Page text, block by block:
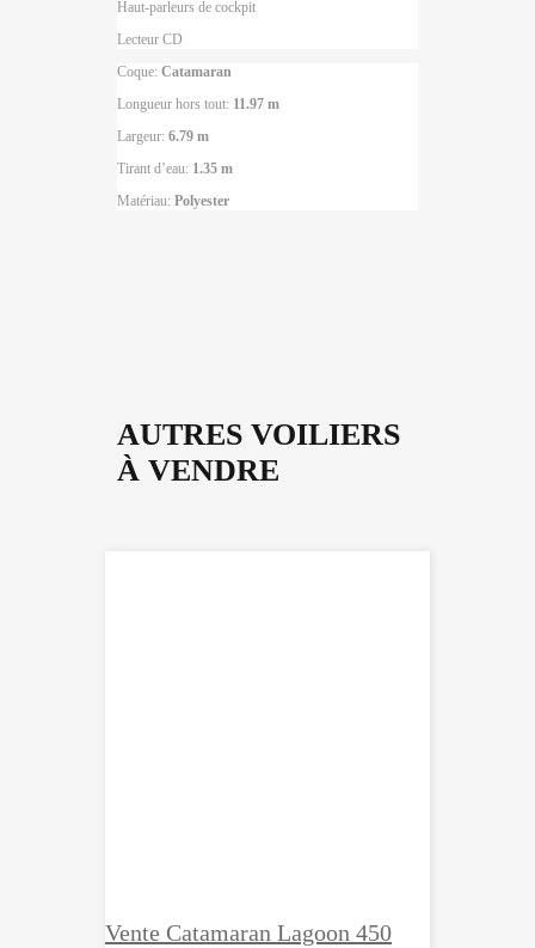
Haut-parleurs de cockpit
Lecteur CD
Coque: Catamaran
Longueur hors tout: 11.97 m
Largeur: 6.79 m
Tirant d’eau: 1.35 m
Matériau: Polyester
AUTRES VOILIERS
À VENDRE
Vente Catamaran Lagoon 450